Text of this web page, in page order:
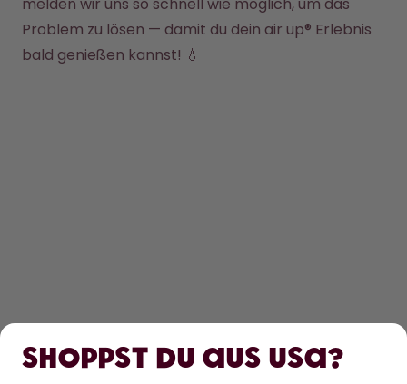
Problem zu lösen — damit du dein air up® Erlebnis
bald genießen kannst! 💧
HILFE
Shoppst du aus USA?